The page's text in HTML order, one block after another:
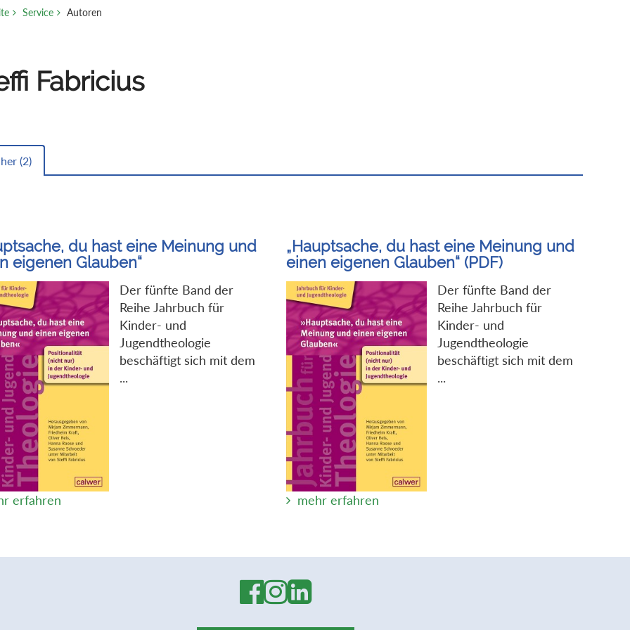
Service Autoren
Fabricius
(2)
du hast eine Meinung und
eigenen Glauben“
Der fünfte Band der
Reihe Jahrbuch für
Kinder- und
Jugendtheologie
beschäftigt sich mit dem
...
erfahren
„Hauptsache, du hast eine Meinung und
einen eigenen Glauben“ (PDF)
Der fünfte Band der
Reihe Jahrbuch für
Kinder- und
Jugendtheologie
beschäftigt sich mit dem
...
mehr erfahren